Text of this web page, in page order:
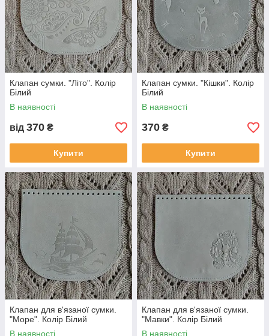
Клапан сумки. "Літо". Колір
Білий
В наявності
від 370 ₴
Купити
Клапан сумки. "Кішки". Колір
Білий
В наявності
370 ₴
Купити
Клапан для в'язаної сумки.
"Море". Колір Білий
В наявності
Клапан для в'язаної сумки.
"Мавки". Колір Білий
В наявності